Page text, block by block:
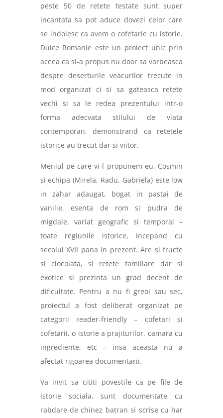
peste 50 de retete testate sunt super
incantata sa pot aduce dovezi celor care
se indoiesc ca avem o cofetarie cu istorie.
Dulce Romanie este un proiect unic prin
aceea ca si-a propus nu doar sa vorbeasca
despre deserturile veacurilor trecute in
mod organizat ci si sa gateasca retete
vechi si sa le redea prezentului intr-o
forma adecvata stilului de viata
contemporan, demonstrand ca retetele
istorice au trecut dar si viitor.
Meniul pe care vi-l propunem eu, Cosmin
si echipa (Mirela, Radu, Gabriela) este low
in zahar adaugat, bogat in pastai de
vanilie, esenta de rom si pudra de
migdale, variat geografic si temporal –
toate regiunile istorice, incepand cu
secolul XVII pana in prezent. Are si fructe
si ciocolata, si retete familiare dar si
exotice si prezinta un grad decent de
dificultate. Pentru a nu fi greoi sau sec,
proiectul a fost deliberat organizat pe
categorii reader-friendly – cofetari si
cofetarii, o istorie a prajiturilor, camara cu
ingrediente, etc – insa aceasta nu a
afectat rigoarea documentarii.
Va invit sa cititi povestile ca pe file de
istorie sociala, sunt documentate cu
rabdare de chinez batran si scrise cu har